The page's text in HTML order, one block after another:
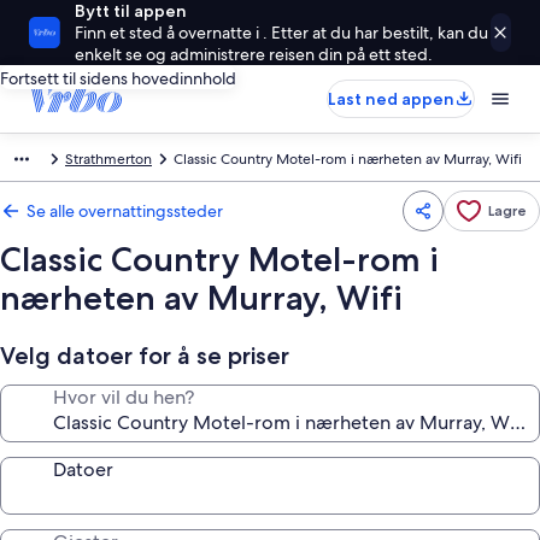
Bytt til appen
Finn et sted å overnatte i . Etter at du har bestilt, kan du
enkelt se og administrere reisen din på ett sted.
Fortsett til sidens hovedinnhold
Last ned appen
Strathmerton Classic Country Motel-rom i nærheten av Murray, Wifi
Se alle overnattingssteder Lagre
Classic Country Motel-rom i
nærheten av Murray, Wifi
Velg datoer for å se priser
Hvor vil du hen?
Datoer